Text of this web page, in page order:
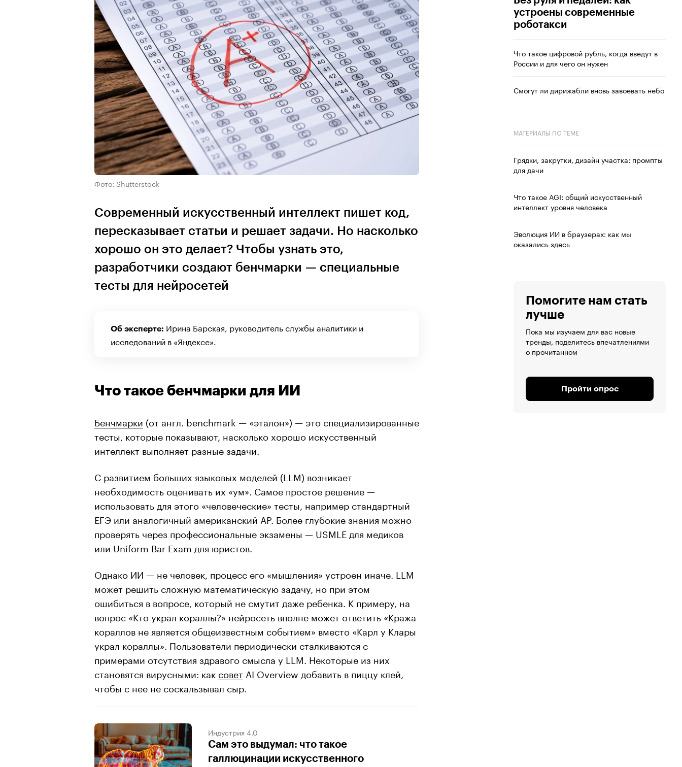
Фото: Shutterstock
Современный искусственный интеллект пишет код,
пересказывает статьи и решает задачи. Но насколько
хорошо он это делает? Чтобы узнать это,
разработчики создают бенчмарки — специальные
тесты для нейросетей
Об эксперте: Ирина Барская, руководитель службы аналитики и
исследований в «Яндексе».
Что такое бенчмарки для ИИ
Бенчмарки (от англ. benchmark — «эталон») — это специализированные
тесты, которые показывают, насколько хорошо искусственный
интеллект выполняет разные задачи.
С развитием больших языковых моделей (LLM) возникает
необходимость оценивать их «ум». Самое простое решение —
использовать для этого «человеческие» тесты, например стандартный
ЕГЭ или аналогичный американский AP. Более глубокие знания можно
проверять через профессиональные экзамены — USMLE для медиков
или Uniform Bar Exam для юристов.
Однако ИИ — не человек, процесс его «мышления» устроен иначе. LLM
может решить сложную математическую задачу, но при этом
ошибиться в вопросе, который не смутит даже ребенка. К примеру, на
вопрос «Кто украл кораллы?» нейросеть вполне может ответить «Кража
кораллов не является общеизвестным событием» вместо «Карл у Клары
украл кораллы». Пользователи периодически сталкиваются с
примерами отсутствия здравого смысла у LLM. Некоторые из них
становятся вирусными: как совет AI Overview добавить в пиццу клей,
чтобы с нее не соскальзывал сыр.
Индустрия 4.0
Сам это выдумал: что такое
галлюцинации искусственного
устроены современные
роботакси
Что такое цифровой рубль, когда введут в
России и для чего он нужен
Смогут ли дирижабли вновь завоевать небо
МАТЕРИАЛЫ ПО ТЕМЕ
Грядки, закрутки, дизайн участка: промпты
для дачи
Что такое AGI: общий искусственный
интеллект уровня человека
Эволюция ИИ в браузерах: как мы
оказались здесь
Помогите нам стать
лучше
Пока мы изучаем для вас новые
тренды, поделитесь впечатлениями
о прочитанном
Пройти опрос